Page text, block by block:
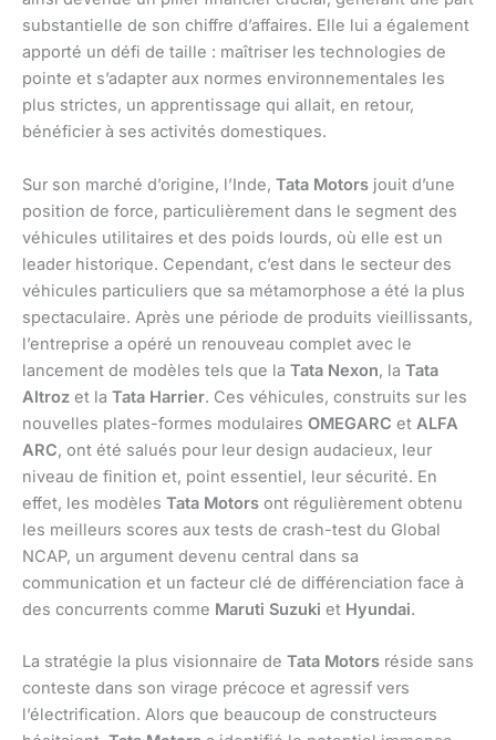
substantielle de son chiffre d’affaires. Elle lui a également
apporté un défi de taille : maîtriser les technologies de
pointe et s’adapter aux normes environnementales les
plus strictes, un apprentissage qui allait, en retour,
bénéficier à ses activités domestiques.
Sur son marché d’origine, l’Inde, Tata Motors jouit d’une
position de force, particulièrement dans le segment des
véhicules utilitaires et des poids lourds, où elle est un
leader historique. Cependant, c’est dans le secteur des
véhicules particuliers que sa métamorphose a été la plus
spectaculaire. Après une période de produits vieillissants,
l’entreprise a opéré un renouveau complet avec le
lancement de modèles tels que la Tata Nexon, la Tata
Altroz et la Tata Harrier. Ces véhicules, construits sur les
nouvelles plates-formes modulaires OMEGARC et ALFA
ARC, ont été salués pour leur design audacieux, leur
niveau de finition et, point essentiel, leur sécurité. En
effet, les modèles Tata Motors ont régulièrement obtenu
les meilleurs scores aux tests de crash-test du Global
NCAP, un argument devenu central dans sa
communication et un facteur clé de différenciation face à
des concurrents comme Maruti Suzuki et Hyundai.
La stratégie la plus visionnaire de Tata Motors réside sans
conteste dans son virage précoce et agressif vers
l’électrification. Alors que beaucoup de constructeurs